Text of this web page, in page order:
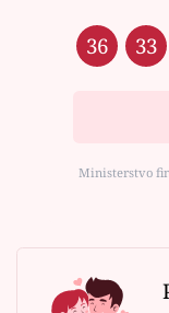
36 33
Ministerstvo